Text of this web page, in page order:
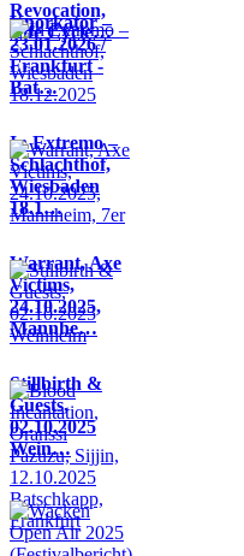
Revocation,
Life Cycle…
Knorkator –
23.01.2026 /
Frankfurt -
Bat…
In Extremo –
Schlachthof,
Wiesbaden
18.1…
Warrant, Axe
Victims,
24.10.2025,
Mannhe…
Stillbirth &
Guests,
02.10.2025
Wein…